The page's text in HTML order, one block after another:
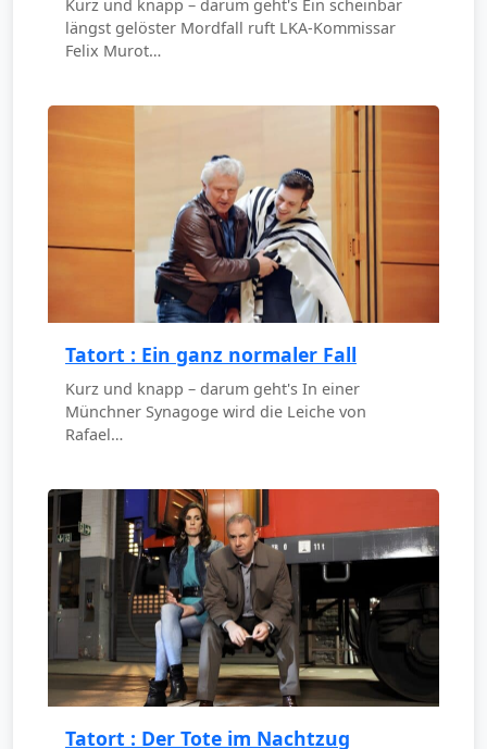
Kurz und knapp – darum geht's Ein scheinbar
längst gelöster Mordfall ruft LKA-Kommissar
Felix Murot…
Tatort : Ein ganz normaler Fall
Kurz und knapp – darum geht's In einer
Münchner Synagoge wird die Leiche von
Rafael…
Tatort : Der Tote im Nachtzug